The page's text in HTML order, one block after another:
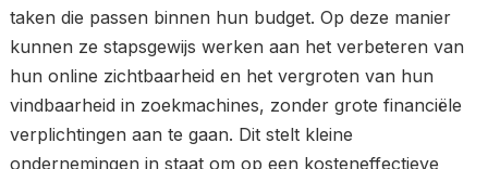
taken die passen binnen hun budget. Op deze manier
kunnen ze stapsgewijs werken aan het verbeteren van
hun online zichtbaarheid en het vergroten van hun
vindbaarheid in zoekmachines, zonder grote financiële
verplichtingen aan te gaan. Dit stelt kleine
ondernemingen in staat om op een kosteneffectieve